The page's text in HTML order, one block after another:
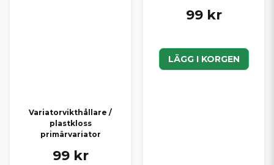
Variatorvikthållare /
plastkloss
primärvariator
99 kr
99 kr
LÄGG I KORGEN